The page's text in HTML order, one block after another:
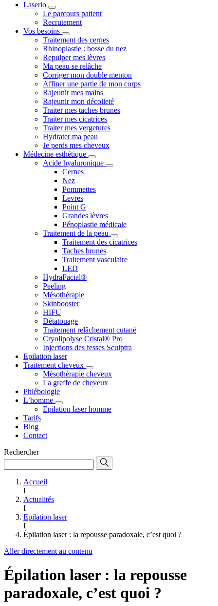
Laserio
Le parcours patient
Recrutement
Vos besoins
Traitement des cernes
Rhinoplastie : bosse du nez
Repulper mes lèvres
Ma peau se relâche
Corriger mon double menton
Affiner une partie de mon corps
Rajeunir mes mains
Rajeunir mon décolleté
Traiter mes taches brunes
Traiter mes cicatrices
Traiter mes vergetures
Hydrater ma peau
Je perds mes cheveux
Médecine esthétique
Acide hyaluronique
Cernes
Nez
Pommettes
Levres
Point G
Grandes lèvres
Pénoplastie médicale
Traitement de la peau
Traitement des cicatrices
Taches brunes
Traitement vasculaire
LED
HydraFacial®
Peeling
Mésothérapie
Skinbooster
HIFU
Détatouage
Traitement relâchement cutané
Cryolipolyse Cristal® Pro
Injections des fesses Sculptra
Epilation laser
Traitement cheveux
Mésothérapie cheveux
La greffe de cheveux
Phlébologie
L’homme
Epilation laser homme
Tarifs
Blog
Contact
Rechercher
Accueil
I
Actualités
I
Epilation laser
I
Épilation laser : la repousse paradoxale, c’est quoi ?
Aller directement au contenu
Épilation laser : la repousse
paradoxale, c’est quoi ?